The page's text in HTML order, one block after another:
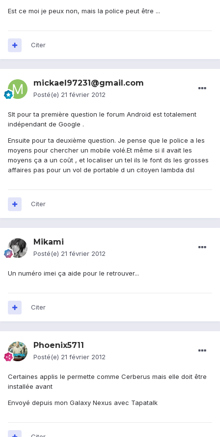
Est ce moi je peux non, mais la police peut être ...
Citer
mickael97231@gmail.com
Posté(e) 21 février 2012
Slt pour ta première question le forum Android est totalement
indépendant de Google .
Ensuite pour ta deuxième question. Je pense que le police a les
moyens pour chercher un mobile volé.Et même si il avait les
moyens ça a un coût , et localiser un tel ils le font ds les grosses
affaires pas pour un vol de portable d un citoyen lambda dsl
Citer
Mikami
Posté(e) 21 février 2012
Un numéro imei ça aide pour le retrouver...
Citer
Phoenix5711
Posté(e) 21 février 2012
Certaines applis le permette comme Cerberus mais elle doit être
installée avant
Envoyé depuis mon Galaxy Nexus avec Tapatalk